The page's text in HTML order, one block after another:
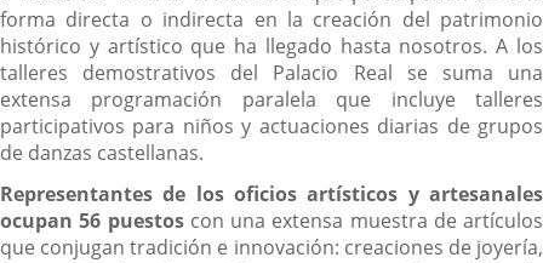
forma directa o indirecta en la creación del patrimonio
histórico y artístico que ha llegado hasta nosotros. A los
talleres demostrativos del Palacio Real se suma una
extensa programación paralela que incluye talleres
participativos para niños y actuaciones diarias de grupos
de danzas castellanas.
Representantes de los oficios artísticos y artesanales
ocupan 56 puestoscon una extensa muestra de artículos
que conjugan tradición e innovación: creaciones de joyería,